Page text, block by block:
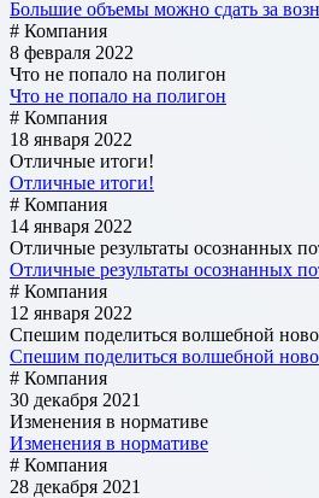
Большие объемы можно сдать за
# Компания
8 февраля 2022
Что не попало на полигон
Что не попало на полигон
# Компания
18 января 2022
Отличные итоги!
Отличные итоги!
# Компания
14 января 2022
Отличные результаты осознанных
Отличные результаты осознанных
# Компания
12 января 2022
Спешим поделиться волшебной
Спешим поделиться волшебной
# Компания
30 декабря 2021
Изменения в нормативе
Изменения в нормативе
# Компания
28 декабря 2021